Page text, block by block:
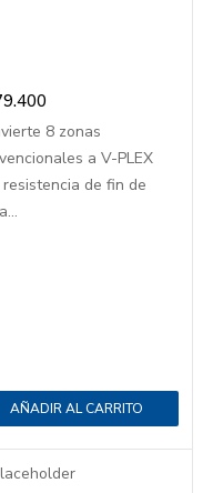
8 zonas
a V-PLEX
resistencia de fin de
AÑADIR AL CARRITO